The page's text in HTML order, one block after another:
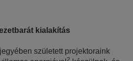
kialakítás
született projektoraink
2